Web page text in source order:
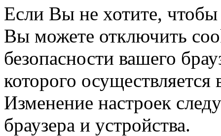
Если Вы не хотите,
Вы можете отключить
безопасности вашего
которого
Изменение настроек
браузера и устройства.